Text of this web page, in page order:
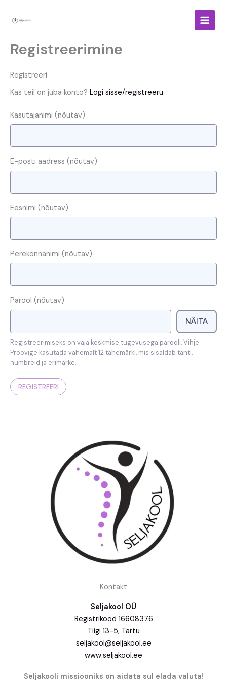
Registreerimine
Registreeri
Kas teil on juba konto? Logi sisse/registreeru
Kasutajanimi (nõutav)
E-posti aadress (nõutav)
Eesnimi (nõutav)
Perekonnanimi (nõutav)
Parool (nõutav)
NÄITA
Registreerimiseks on vaja keskmise tugevusega parooli. Vihje:
Proovige kasutada vähemalt 12 tähemärki, mis sisaldab tähti,
numbreid ja erimärke.
Kontakt
Seljakool OÜ
Registrikood 16608376
Tiigi 13-5, Tartu
seljakool@seljakool.ee
www.seljakool.ee
Seljakooli missiooniks on aidata sul elada valuta!